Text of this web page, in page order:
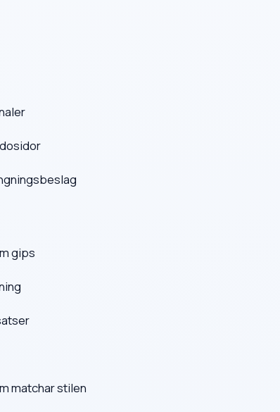
gips
matchar stilen